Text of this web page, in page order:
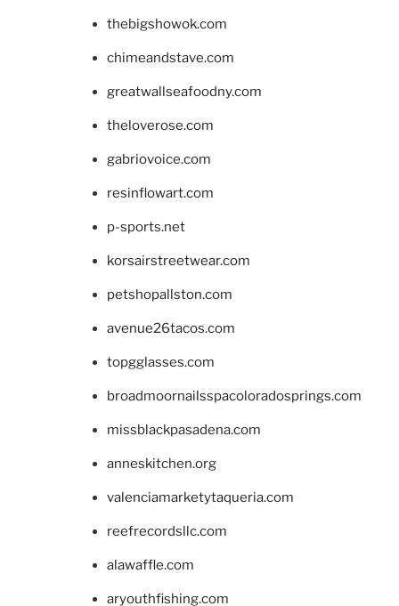
thebigshowok.com
chimeandstave.com
greatwallseafoodny.com
theloverose.com
gabriovoice.com
resinflowart.com
p-sports.net
korsairstreetwear.com
petshopallston.com
avenue26tacos.com
topgglasses.com
broadmoornailsspacoloradosprings.com
missblackpasadena.com
anneskitchen.org
valenciamarketytaqueria.com
reefrecordsllc.com
alawaffle.com
aryouthfishing.com